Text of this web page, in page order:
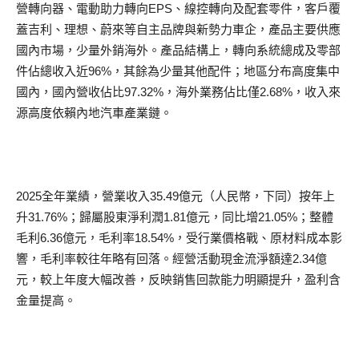
營轉向器、電動助力轉向EPS、線控轉向及配套零件，客戶覆
蓋吉利、理想、蔚來等自主品牌與新勢力車企，產品主要供應
國內市場，少量外銷海外。產品結構上，轉向系統總成及零部
件佔總收入近96%，其餘為少量其他配件；地區分布高度集中
國內，國內營收佔比97.32%，海外業務佔比僅2.68%，收入來
源高度依賴內地汽車產業鏈。
2025全年業績，營業收入35.49億元（人民幣，下同）按年上
升31.76%；歸屬股東淨利潤1.81億元，同比增21.05%；整體
毛利6.36億元，毛利率18.54%，受行業價格戰、原材料成本影
響，毛利率較往年略有回落。經營活動現金流淨額達2.34億
元，較上年度大幅改善，反映銷售回款能力明顯提升，盈利含
金量提高。